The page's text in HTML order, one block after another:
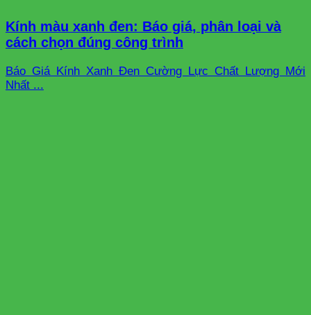
Kính màu xanh đen: Báo giá, phân loại và
cách chọn đúng công trình
Báo Giá Kính Xanh Đen Cường Lực Chất Lượng Mới
Nhất ...